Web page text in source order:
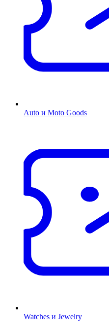
Auto и Moto Goods
Watches и Jewelry